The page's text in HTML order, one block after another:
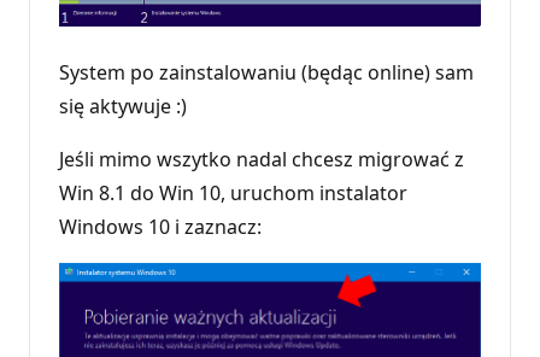
System po zainstalowaniu (będąc online) sam
się aktywuje :)
Jeśli mimo wszytko nadal chcesz migrować z
Win 8.1 do Win 10, uruchom instalator
Windows 10 i zaznacz: